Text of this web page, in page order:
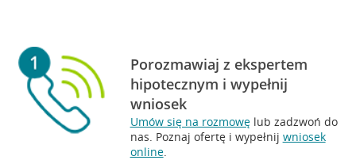
Porozmawiaj z ekspertem
hipotecznym i wypełnij
wniosek
Umów się na rozmowęlub zadzwoń do
nas. Poznaj ofertę i wypełnij wniosek
online.